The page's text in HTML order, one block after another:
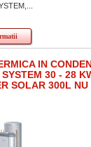
IN
30 - 28
SOLAR 300L NU